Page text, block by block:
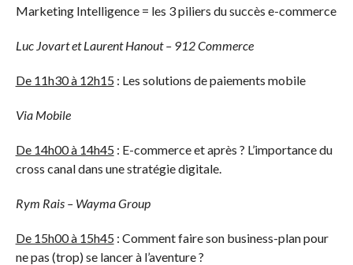
Marketing Intelligence = les 3 piliers du succès e-commerce
Luc Jovart et Laurent Hanout – 912 Commerce
De 11h30 à 12h15: Les solutions de paiements mobile
Via Mobile
De 14h00 à 14h45: E-commerce et après ? L’importance du
cross canal dans une stratégie digitale.
Rym Rais – Wayma Group
De 15h00 à 15h45: Comment faire son business-plan pour
ne pas (trop) se lancer à l’aventure ?